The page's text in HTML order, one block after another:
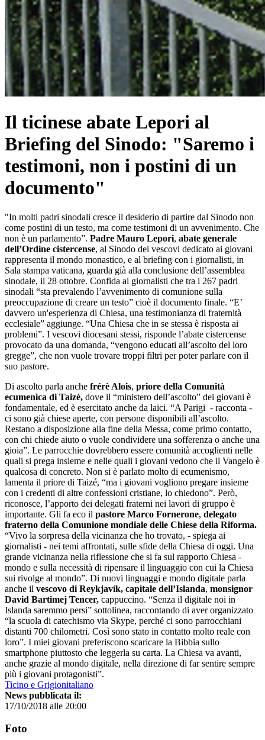
Il ticinese abate Lepori al
Briefing del Sinodo: "Saremo i
testimoni, non i postini di un
documento"
"In molti padri sinodali cresce il desiderio di partire dal Sinodo non
come postini di un testo, ma come testimoni di un avvenimento. Che
non è un parlamento”. Padre Mauro Lepori, abate generale
dell’Ordine cistercense, al Sinodo dei vescovi dedicato ai giovani
rappresenta il mondo monastico, e al briefing con i giornalisti, in
Sala stampa vaticana, guarda già alla conclusione dell’assemblea
sinodale, il 28 ottobre. Confida ai giornalisti che tra i 267 padri
sinodali “sta prevalendo l’avvenimento di comunione sulla
preoccupazione di creare un testo” cioè il documento finale. “E’
davvero un'esperienza di Chiesa, una testimonianza di fraternità
ecclesiale” aggiunge. “Una Chiesa che in se stessa è risposta ai
problemi”. I vescovi diocesani stessi, risponde l’abate cistercense
provocato da una domanda, “vengono educati all’ascolto del loro
gregge”, che non vuole trovare troppi filtri per poter parlare con il
suo pastore.
Di ascolto parla anche frérè Alois, priore della Comunità
ecumenica di Taizé, dove il “ministero dell’ascolto” dei giovani è
fondamentale, ed è esercitato anche da laici. “A Parigi - racconta -
ci sono già chiese aperte, con persone disponibili all’ascolto.
Restano a disposizione alla fine della Messa, come primo contatto,
con chi chiede aiuto o vuole condividere una sofferenza o anche una
gioia”. Le parrocchie dovrebbero essere comunità accoglienti nelle
quali si prega insieme e nelle quali i giovani vedono che il Vangelo è
qualcosa di concreto. Non si è parlato molto di ecumenismo,
lamenta il priore di Taizé, “ma i giovani vogliono pregare insieme
con i credenti di altre confessioni cristiane, lo chiedono”. Però,
riconosce, l’apporto dei delegati fraterni nei lavori di gruppo è
importante. Gli fa eco il pastore Marco Fornerone, delegato
fraterno della Comunione mondiale delle Chiese della Riforma.
“Vivo la sorpresa della vicinanza che ho trovato, - spiega ai
giornalisti - nei temi affrontati, sulle sfide della Chiesa di oggi. Una
grande vicinanza nella riflessione che si fa sul rapporto Chiesa -
mondo e sulla necessità di ripensare il linguaggio con cui la Chiesa
sui rivolge al mondo”. Di nuovi linguaggi e mondo digitale parla
anche il vescovo di Reykjavík, capitale dell’Islanda, monsignor
David Bartimej Tencer, cappuccino. “Senza il digitale noi in
Islanda saremmo persi” sottolinea, raccontando di aver organizzato
“la scuola di catechismo via Skype, perché ci sono parrocchiani
distanti 700 chilometri. Così sono stato in contatto molto reale con
loro”. I miei giovani preferiscono scaricare la Bibbia sullo
smartphone piuttosto che leggerla su carta. La Chiesa va avanti,
anche grazie al mondo digitale, nella direzione di far sentire sempre
più i giovani protagonisti”.
Ticino e Grigionitaliano
News pubblicata il:
17/10/2018 alle 20:00
Foto